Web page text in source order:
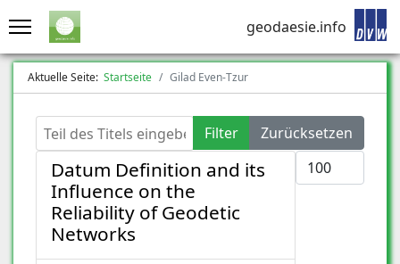
geodaesie.info
Aktuelle Seite: Startseite Gilad Even-Tzur
Teil des Titels eingeben Filter
Zurücksetzen
Anzeige #
Datum Definition and its
Influence on the
Reliability of Geodetic
Networks